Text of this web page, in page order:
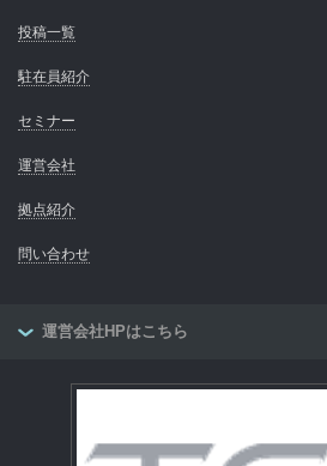
投稿一覧
駐在員紹介
セミナー
運営会社
拠点紹介
問い合わせ
運営会社HPはこちら